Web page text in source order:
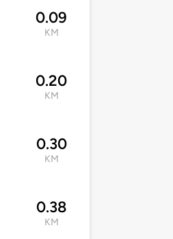
0.09
KM
0.20
KM
0.30
KM
0.38
KM